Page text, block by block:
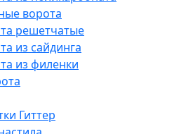
ворота
решетчатые
из сайдинга
из филенки
Гиттер